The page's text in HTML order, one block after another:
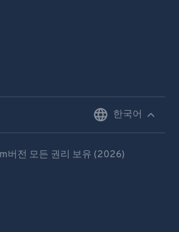
한국어
버전 모든 권리 보유 (2026)